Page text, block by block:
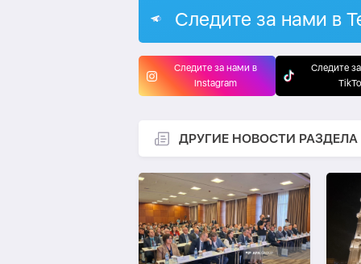
Следите за нами в
Следите за нами в
Instagram
Следите
ДРУГИЕ НОВОСТИ РАЗДЕЛА